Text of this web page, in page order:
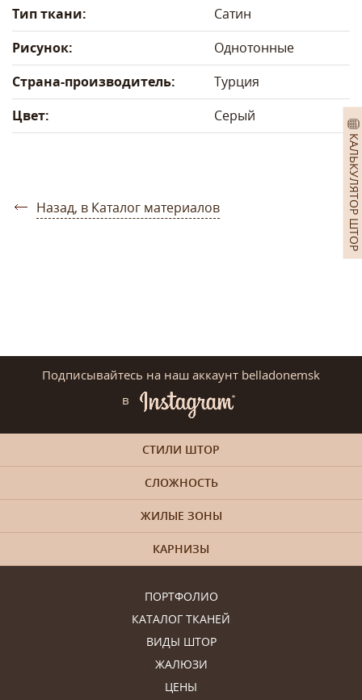
КАЛЬКУЛЯТОР ШТОР
Тип ткани:
Сатин
Рисунок:
Однотонные
Страна-производитель:
Турция
Цвет:
Серый
Назад, в Каталог материалов
Подписывайтесь на наш аккаунт belladonemsk
в
ПОРТФОЛИО
КАТАЛОГ ТКАНЕЙ
ВИДЫ ШТОР
ЖАЛЮЗИ
ЦЕНЫ
СТИЛИ ШТОР
СЛОЖНОСТЬ
ЖИЛЫЕ ЗОНЫ
КАРНИЗЫ